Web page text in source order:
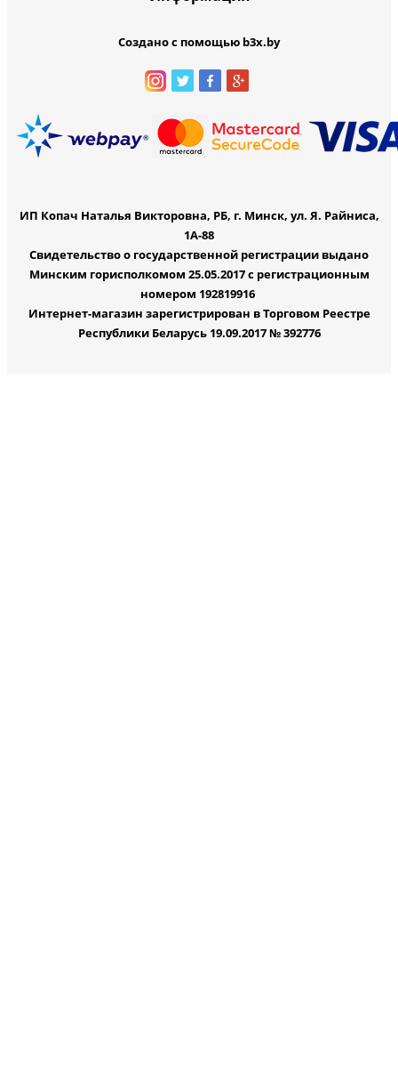
Создано с помощью b3x.by
ИП Копач Наталья Викторовна, РБ, г. Минск, ул. Я. Райниса,
1А-88
Свидетельство о государственной регистрации выдано
Минским горисполкомом 25.05.2017 с регистрационным
номером 192819916
Интернет-магазин зарегистрирован в Торговом Реестре
Республики Беларусь 19.09.2017 № 392776